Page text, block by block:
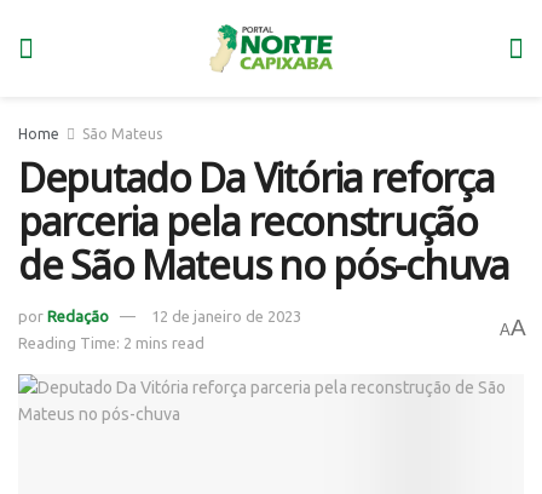
Home São Mateus
Deputado Da Vitória reforça
parceria pela reconstrução
de São Mateus no pós-chuva
por Redação
12 de janeiro de 2023
Reading Time: 2 mins read
AA